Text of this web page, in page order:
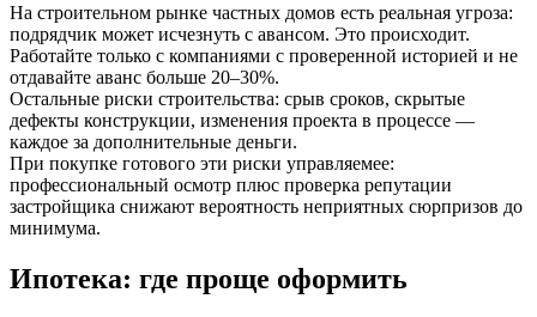
На строительном рынке частных домов есть реальная угроза:
подрядчик может исчезнуть с авансом. Это происходит.
Работайте только с компаниями с проверенной историей и не
отдавайте аванс больше 20–30%.
Остальные риски строительства: срыв сроков, скрытые
дефекты конструкции, изменения проекта в процессе —
каждое за дополнительные деньги.
При покупке готового эти риски управляемее:
профессиональный осмотр плюс проверка репутации
застройщика снижают вероятность неприятных сюрпризов до
минимума.
Ипотека: где проще оформить